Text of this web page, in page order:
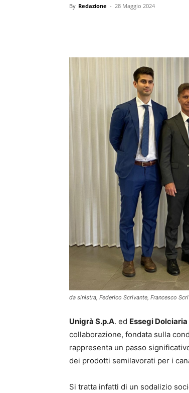
By Redazione - 28 Maggio 2024
da sinistra, Federico Scrivante, Francesco
Unigrà S.p.A. ed Essegi Dolciaria
collaborazione, fondata sulla
rappresenta un passo
dei prodotti semilavorati per i
Si tratta infatti di un sodalizio